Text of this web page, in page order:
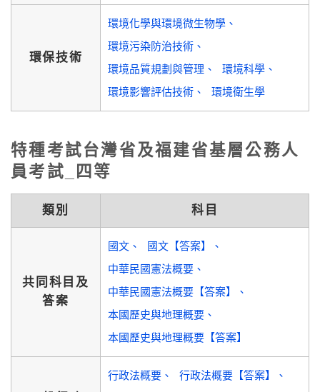
環保技術
環境化學與環境微生物學
環境污染防治技術
環境品質規劃與管理
環境科學
環境影響評估技術
環境衛生學
特種考試台灣省及福建省基層公務人
員考試_四等
類別 科目
共同科目及
答案
國文
國文【答案】
中華民國憲法概要
中華民國憲法概要【答案】
本國歷史與地理概要
本國歷史與地理概要【答案】
行政法概要 行政法概要【答案】